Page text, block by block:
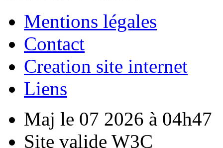
Mentions légales
Contact
Creation site internet
Liens
Maj le 07 2026 à 04h47
Site valide W3C